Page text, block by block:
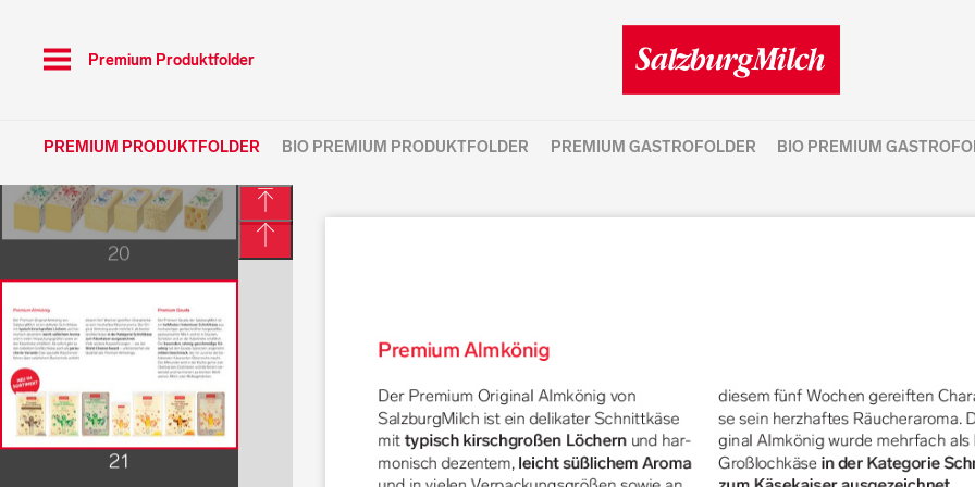
Toggle
navigation
Premium Produktfolder
PREMIUM PRODUKTFOLDER BIO PREMIUM PRODUKTFOLDER PREMIUM GASTROFOLDER BIO PREMIUM